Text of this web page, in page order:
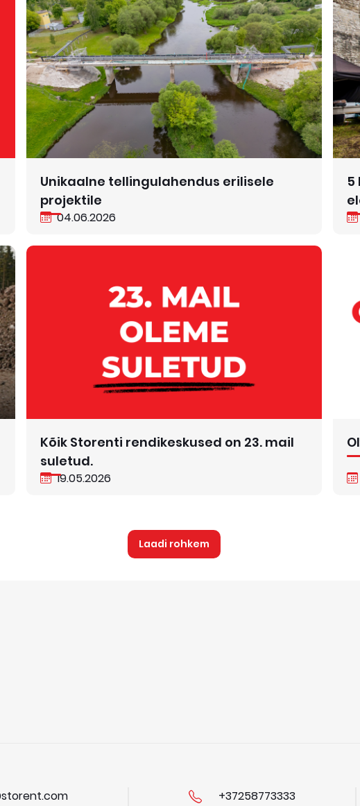
Unikaalne tellingulahendus erilisele
projektile
04.06.2026
5
Kõik Storenti rendikeskused on 23. mail
suletud.
19.05.2026
Laadi rohkem
+37258773333